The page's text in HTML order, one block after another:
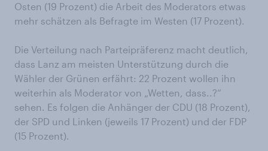
Osten (19 Prozent) die Arbeit des Moderators etwas
mehr schätzen als Befragte im Westen (17 Prozent).
Die Verteilung nach Parteipräferenz macht deutlich,
dass Lanz am meisten Unterstützung durch die
Wähler der Grünen erfährt: 22 Prozent wollen ihn
weiterhin als Moderator von „Wetten, dass..?“
sehen. Es folgen die Anhänger der CDU (18 Prozent),
der SPD und Linken (jeweils 17 Prozent) und der FDP
(15 Prozent).